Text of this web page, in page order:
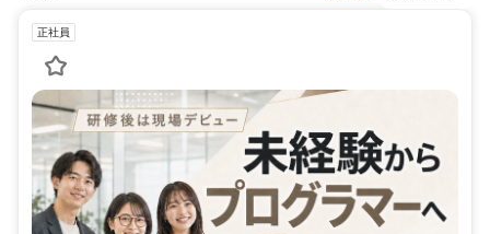
正社員